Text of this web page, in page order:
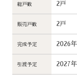
総戸数 2戸
販売戸数 2戸
完成予定 2026
引渡予定 2027